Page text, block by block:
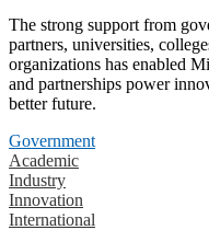
The strong support from
partners, universities,
organizations has enabled
and partnerships power
better future.
Government
Academic
Industry
Innovation
International